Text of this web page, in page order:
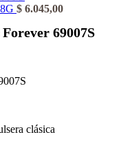
$ 6.045,00
69007S
clásica